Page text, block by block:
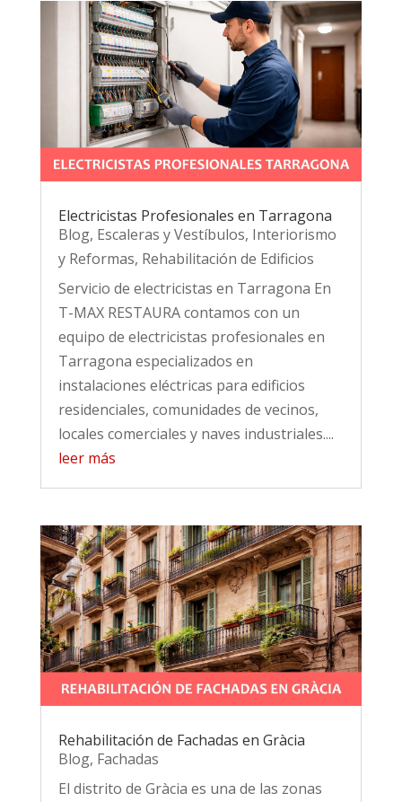
Electricistas Profesionales en Tarragona
Blog, Escaleras y Vestíbulos, Interiorismo
y Reformas, Rehabilitación de Edificios
Servicio de electricistas en Tarragona En
T-MAX RESTAURA contamos con un
equipo de electricistas profesionales en
Tarragona especializados en
instalaciones eléctricas para edificios
residenciales, comunidades de vecinos,
locales comerciales y naves industriales....
leer más
Rehabilitación de Fachadas en Gràcia
Blog, Fachadas
El distrito de Gràcia es una de las zonas